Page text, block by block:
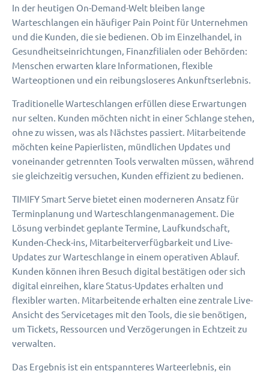
In der heutigen On-Demand-Welt bleiben lange
Warteschlangen ein häufiger Pain Point für Unternehmen
und die Kunden, die sie bedienen. Ob im Einzelhandel, in
Gesundheitseinrichtungen, Finanzfilialen oder Behörden:
Menschen erwarten klare Informationen, flexible
Warteoptionen und ein reibungsloseres Ankunftserlebnis.
Traditionelle Warteschlangen erfüllen diese Erwartungen
nur selten. Kunden möchten nicht in einer Schlange stehen,
ohne zu wissen, was als Nächstes passiert. Mitarbeitende
möchten keine Papierlisten, mündlichen Updates und
voneinander getrennten Tools verwalten müssen, während
sie gleichzeitig versuchen, Kunden effizient zu bedienen.
TIMIFY Smart Serve bietet einen moderneren Ansatz für
Terminplanung und Warteschlangenmanagement. Die
Lösung verbindet geplante Termine, Laufkundschaft,
Kunden-Check-ins, Mitarbeiterverfügbarkeit und Live-
Updates zur Warteschlange in einem operativen Ablauf.
Kunden können ihren Besuch digital bestätigen oder sich
digital einreihen, klare Status-Updates erhalten und
flexibler warten. Mitarbeitende erhalten eine zentrale Live-
Ansicht des Servicetages mit den Tools, die sie benötigen,
um Tickets, Ressourcen und Verzögerungen in Echtzeit zu
verwalten.
Das Ergebnis ist ein entspannteres Warteerlebnis, ein